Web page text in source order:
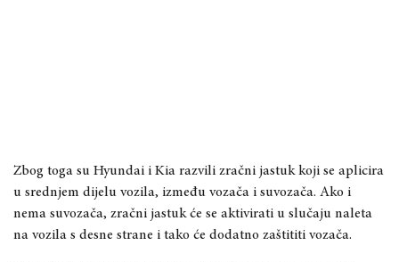
Zbog toga su Hyundai i Kia razvili zračni jastuk koji se aplicira
u srednjem dijelu vozila, između vozača i suvozača. Ako i
nema suvozača, zračni jastuk će se aktivirati u slučaju naleta
na vozila s desne strane i tako će dodatno zaštititi vozača.